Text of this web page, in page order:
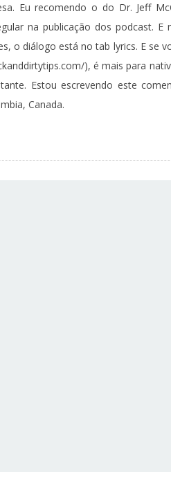
Eu recomendo o do Dr. Jeff
na publicação dos podcast. E
o diálogo está no tab lyrics. E se
), é mais para
Estou escrevendo este
Canada.